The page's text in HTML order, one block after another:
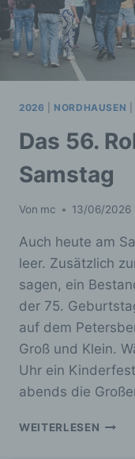
2026 NORDHAUSEN
Das 56.
Samstag
Von mc 13/06/2026
Auch heute am
leer. Zusätzlich
sagen, ein
der 75.
auf dem
Groß und Klein.
Uhr ein
abends die
WEITERLESEN DAS